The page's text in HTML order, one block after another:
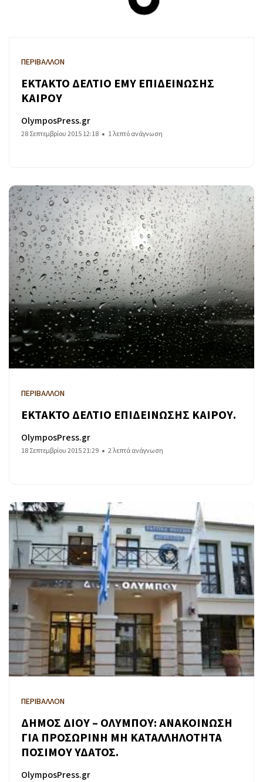
ΠΕΡΙΒΑΛΛΟΝ
ΕΚΤΑΚΤΟ ΔΕΛΤΙΟ ΕΜΥ ΕΠΙΔΕΙΝΩΣΗΣ
ΚΑΙΡΟΥ
OlymposPress.gr
28 Σεπτεμβρίου 2015 12:18 1 λεπτό ανάγνωση
ΠΕΡΙΒΑΛΛΟΝ
ΕΚΤΑΚΤΟ ΔΕΛΤΙΟ ΕΠΙΔΕΙΝΩΣΗΣ ΚΑΙΡΟΥ.
OlymposPress.gr
18 Σεπτεμβρίου 2015 21:29 2 λεπτά ανάγνωση
ΠΕΡΙΒΑΛΛΟΝ
ΔΗΜΟΣ ΔΙΟΥ – ΟΛΥΜΠΟΥ: ΑΝΑΚΟΙΝΩΣΗ
ΓΙΑ ΠΡΟΣΩΡΙΝΗ ΜΗ ΚΑΤΑΛΛΗΛΟΤΗΤΑ
ΠΟΣΙΜΟΥ ΥΔΑΤΟΣ.
OlymposPress.gr